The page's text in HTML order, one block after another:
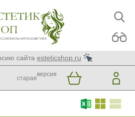
сайта esteticshop.ru
старая
версия